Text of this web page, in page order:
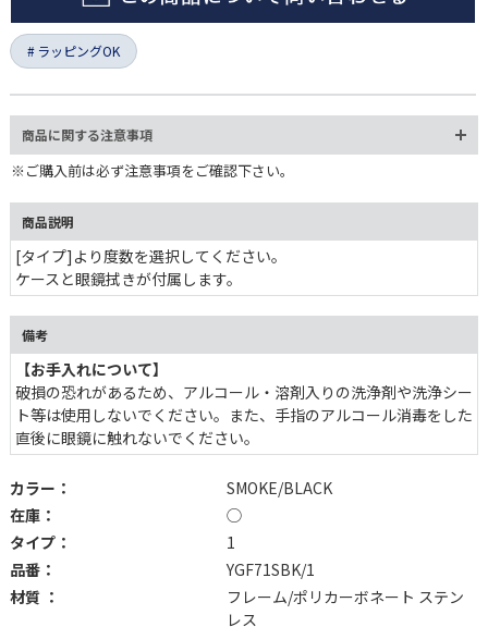
ラッピングOK
商品に関する注意事項
※ご購入前は必ず注意事項をご確認下さい。
商品説明
[タイプ]より度数を選択してください。
ケースと眼鏡拭きが付属します。
備考
【お手入れについて】
破損の恐れがあるため、アルコール・溶剤入りの洗浄剤や洗浄シー
ト等は使用しないでください。また、手指のアルコール消毒をした
直後に眼鏡に触れないでください。
カラー：
SMOKE/BLACK
在庫：
◯
タイプ：
1
品番：
YGF71SBK/1
材質 ：
フレーム/ポリカーボネート ステン
レス